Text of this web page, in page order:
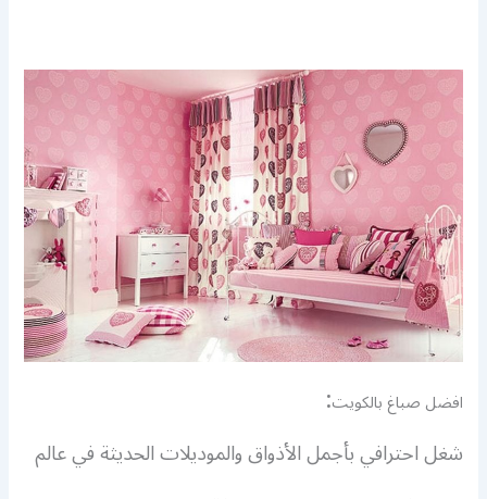
افضل صباغ بالكويت:
شغل احترافي بأجمل الأذواق والموديلات الحديثة في عالم